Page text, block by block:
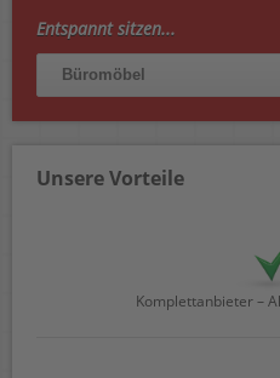
Entspannt sitzen...
Büromöbel
Unsere Vorteile
Komplettanbieter –